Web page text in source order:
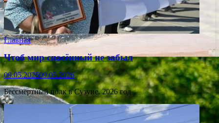
Главная
Чтоб мир спасённый не забыл
09.05.202609.05.2026
Бессмертный полк в Сузуне. 2026 год